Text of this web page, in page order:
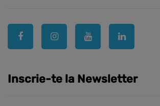
Inscrie-te la Newsletter